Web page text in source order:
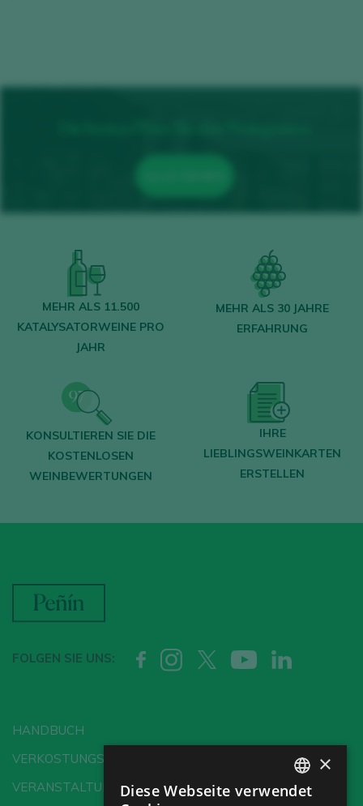
MEHR ALS 11.500
KATALYSATORWEINE PRO
JAHR
MEHR ALS 30 JAHRE
ERFAHRUNG
KONSULTIEREN SIE DIE
KOSTENLOSEN
WEINBEWERTUNGEN
IHRE
LIEBLINGSWEINKARTEN
ERSTELLEN
FOLGEN SIE UNS:
HANDBUCH
VERKOSTUNGSSCHULE
VERANSTALTUNGEN
SPANISH
×
Diese Webseite verwendet